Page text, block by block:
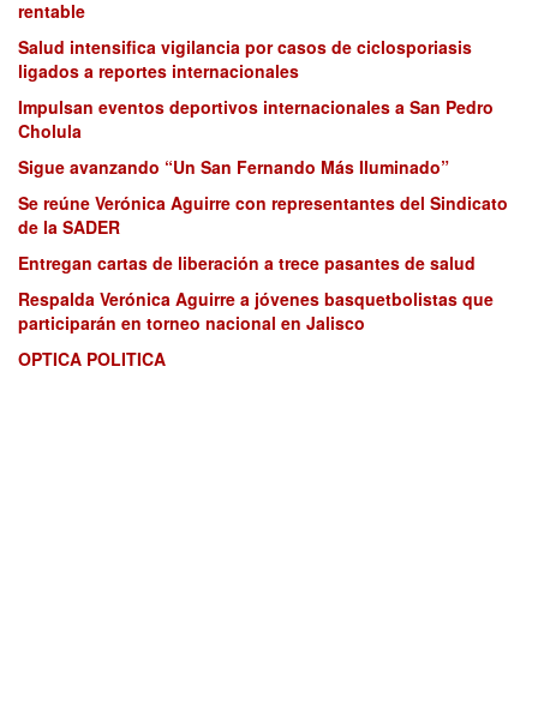
rentable
Salud intensifica vigilancia por casos de ciclosporiasis
ligados a reportes internacionales
Impulsan eventos deportivos internacionales a San Pedro
Cholula
Sigue avanzando “Un San Fernando Más Iluminado”
Se reúne Verónica Aguirre con representantes del Sindicato
de la SADER
Entregan cartas de liberación a trece pasantes de salud
Respalda Verónica Aguirre a jóvenes basquetbolistas que
participarán en torneo nacional en Jalisco
OPTICA POLITICA